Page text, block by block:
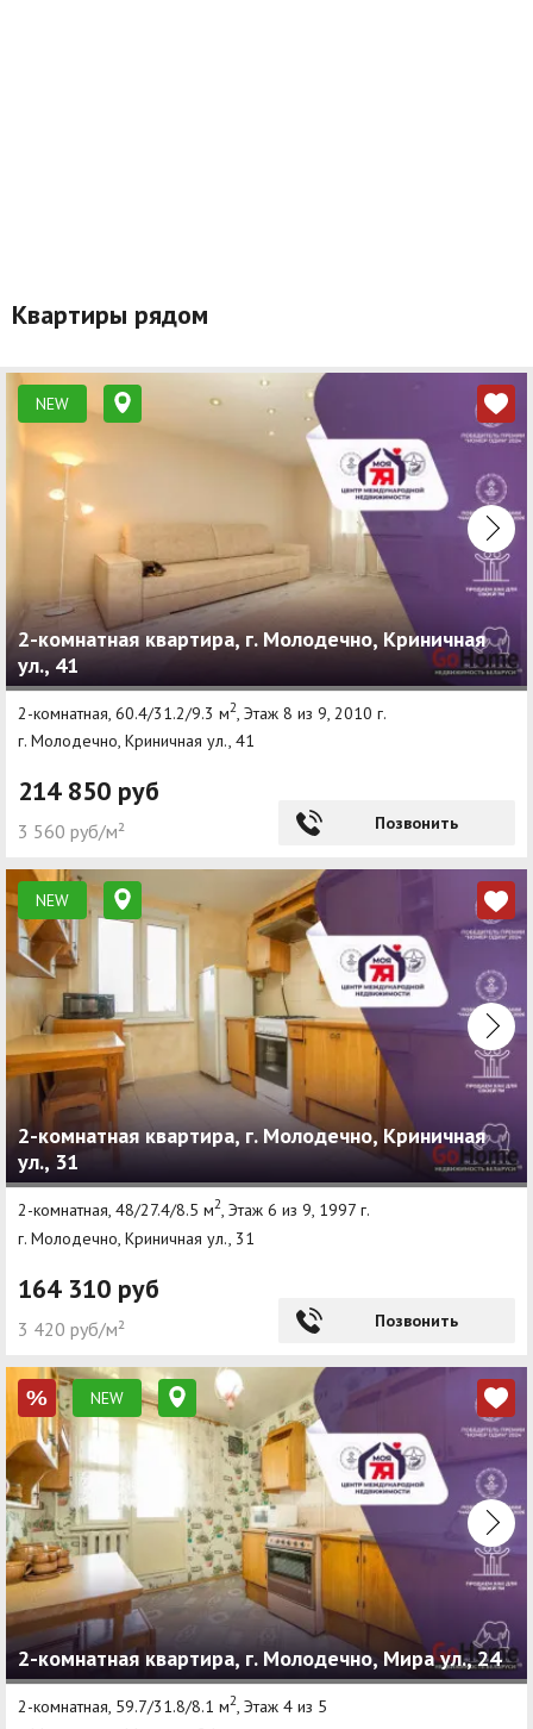
Квартиры рядом
NEW
2-комнатная квартира, г. Молодечно, Криничная
ул., 41
2-комнатная, 60.4/31.2/9.3 м2 , Этаж 8 из 9, 2010 г.
г. Молодечно, Криничная ул., 41
214 850 руб
3 560 руб/м² Позвонить
NEW
2-комнатная квартира, г. Молодечно, Криничная
ул., 31
2-комнатная, 48/27.4/8.5 м2, Этаж 6 из 9, 1997 г.
г. Молодечно, Криничная ул., 31
164 310 руб
3 420 руб/м² Позвонить
% NEW
2-комнатная квартира, г. Молодечно, Мира ул., 24
2-комнатная, 59.7/31.8/8.1 м2, Этаж 4 из 5